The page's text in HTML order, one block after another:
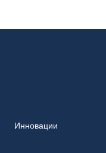
Инновации